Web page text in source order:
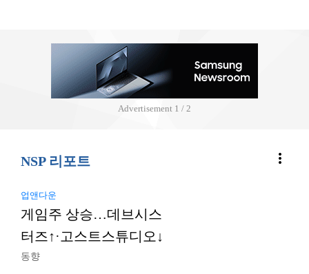
Advertisement 2 / 2
NSP 리포트 more_vert
업앤다운
게임주 상승…데브시스
터즈↑·고스트스튜디오↓
동향